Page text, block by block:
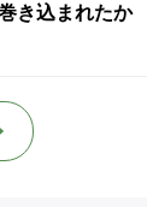
き込まれたか